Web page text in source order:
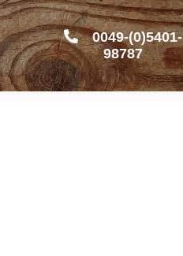
0049-(0)5401-
98787